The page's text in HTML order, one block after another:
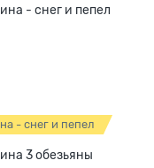
- снег и пепел